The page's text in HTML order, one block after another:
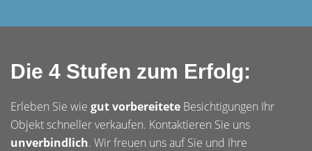
Die 4 Stufen zum Erfolg:
Erleben Sie wie gut vorbereitete Besichtigungen Ihr
Objekt schneller verkaufen. Kontaktieren Sie uns
unverbindlich. Wir freuen uns auf Sie und Ihre